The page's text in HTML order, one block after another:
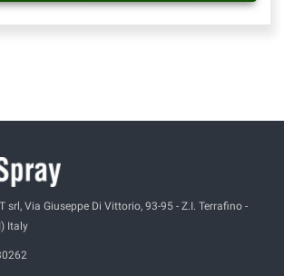
srl, Via Giuseppe Di Vittorio, 93-95 - Z.I. Terrafino -
Italy